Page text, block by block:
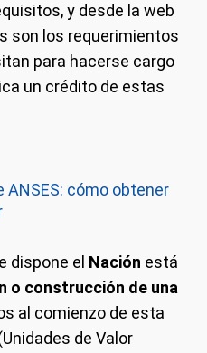
y desde la web
son los requerimientos
para hacerse cargo
un crédito de estas
ANSES: cómo obtener
dispone el Nación está
o construcción de una
al comienzo de esta
de Valor